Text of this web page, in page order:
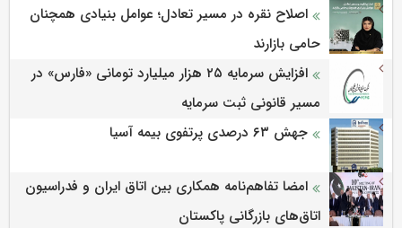
اصلاح نقره در مسیر تعادل؛ عوامل بنیادی همچنان
حامی بازارند
افزایش سرمایه ۲۵ هزار میلیارد تومانی «فارس» در
مسیر قانونی ثبت سرمایه
جهش ۶۳ درصدی پرتفوی بیمه آسیا
امضا تفاهم‌نامه همکاری بین اتاق ایران و فدراسیون
اتاق‌های بازرگانی پاکستان